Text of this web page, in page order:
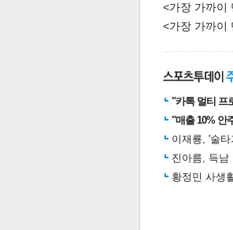
<가장 가까이
<가장 가까이
"카톡 멀티 프
"매출 10% 안
이재룡, '술
진아름, 득
황정민 사생